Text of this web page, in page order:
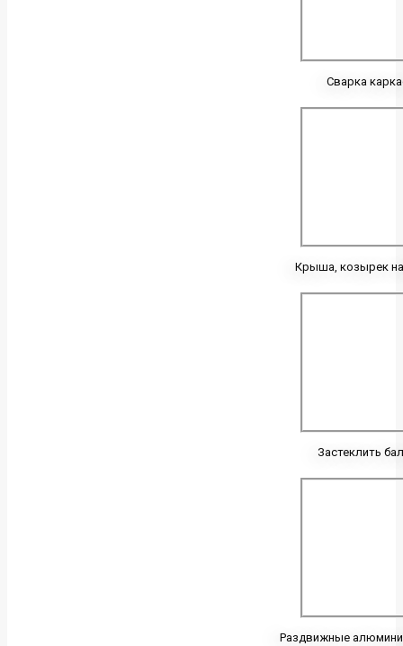
Сварка
Крыша, козырек
Застеклить
Раздвижные